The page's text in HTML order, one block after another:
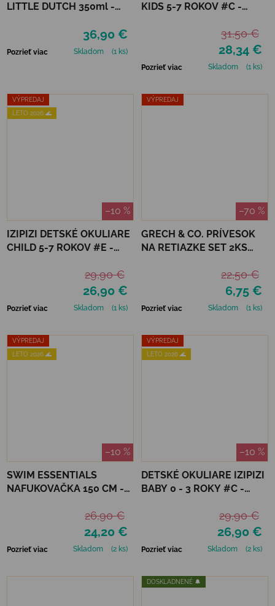
LITTLE DUTCH 350ml -
36,90 €
Pozrieť viac Skladom (1 ks)
KIDS 5-7 ROKOV #C -
28,34 €
31,50 €
Pozrieť viac Skladom (1 ks)
VÝPREDAJ
LETO 2026 🌊
–10 %
IZIPIZI DETSKÉ OKULIARE
CHILD 5-7 ROKOV #E -
26,90 €
29,90 €
Pozrieť viac Skladom (1 ks)
VÝPREDAJ
–70 %
GRECH & CO. PRÍVESOK
NA RETIAZKE SET 2KS
6,75 €
22,50 €
Pozrieť viac Skladom (1 ks)
VÝPREDAJ
LETO 2026 🌊
–10 %
SWIM ESSENTIALS
NAFUKOVAČKA 150 CM -
24,20 €
26,90 €
Pozrieť viac Skladom (2 ks)
VÝPREDAJ
LETO 2026 🌊
–10 %
DETSKÉ OKULIARE IZIPIZI
BABY 0 - 3 ROKY #C -
26,90 €
29,90 €
Pozrieť viac Skladom (2 ks)
DOSKLADNENÉ 🔔